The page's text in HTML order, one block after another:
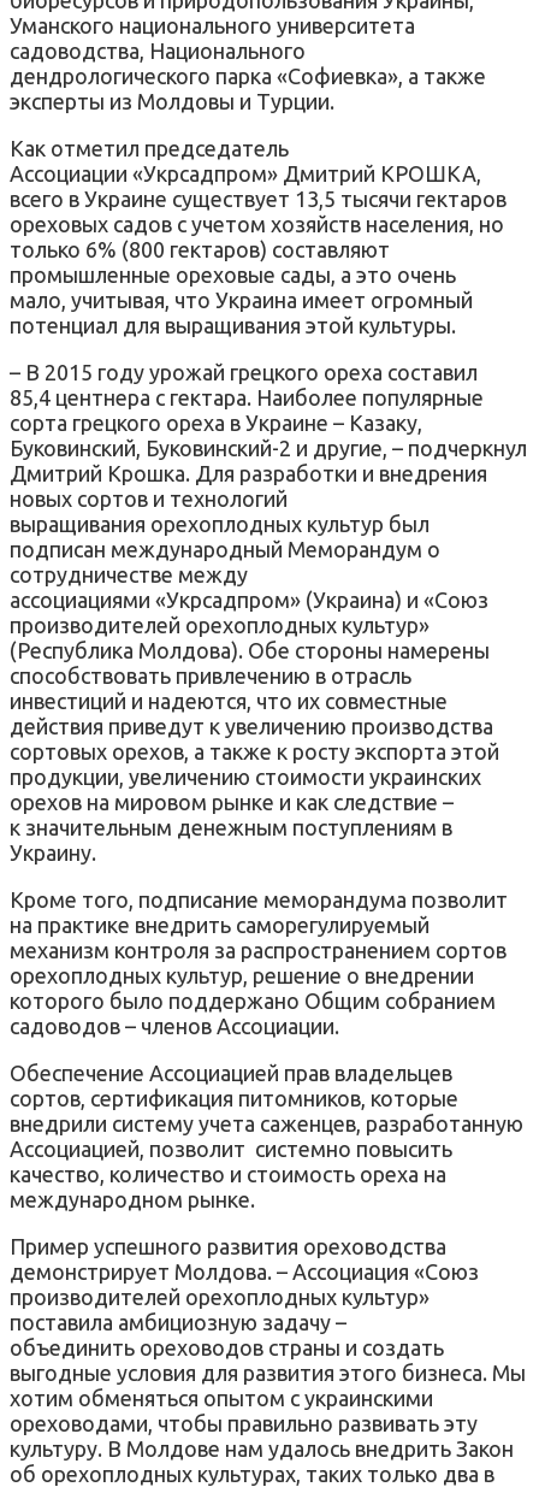
Уманского национального университета
садоводства, Национального
дендрологического парка «Софиевка», а также
эксперты из Молдовы и Турции.
Как отметил председатель
Ассоциации «Укрсадпром» Дмитрий КРОШКА,
всего в Украине существует 13,5 тысячи гектаров
ореховых садов с учетом хозяйств населения, но
только 6% (800 гектаров) составляют
промышленные ореховые сады, а это очень
мало, учитывая, что Украина имеет огромный
потенциал для выращивания этой культуры.
– В 2015 году урожай грецкого ореха составил
85,4 центнера с гектара. Наиболее популярные
сорта грецкого ореха в Украине – Казаку,
Буковинский, Буковинский-2 и другие, – подчеркнул
Дмитрий Крошка. Для разработки и внедрения
новых сортов и технологий
выращивания орехоплодных культур был
подписан международный Меморандум о
сотрудничестве между
ассоциациями «Укрсадпром» (Украина) и «Союз
производителей орехоплодных культур»
(Республика Молдова). Обе стороны намерены
способствовать привлечению в отрасль
инвестиций и надеются, что их совместные
действия приведут к увеличению производства
сортовых орехов, а также к росту экспорта этой
продукции, увеличению стоимости украинских
орехов на мировом рынке и как следствие –
к значительным денежным поступлениям в
Украину.
Кроме того, подписание меморандума позволит
на практике внедрить саморегулируемый
механизм контроля за распространением сортов
орехоплодных культур, решение о внедрении
которого было поддержано Общим собранием
садоводов – членов Ассоциации.
Обеспечение Ассоциацией прав владельцев
сортов, сертификация питомников, которые
внедрили систему учета саженцев, разработанную
Ассоциацией, позволит системно повысить
качество, количество и стоимость ореха на
международном рынке.
Пример успешного развития ореховодства
демонстрирует Молдова. – Ассоциация «Союз
производителей орехоплодных культур»
поставила амбициозную задачу –
объединить ореховодов страны и создать
выгодные условия для развития этого бизнеса. Мы
хотим обменяться опытом с украинскими
ореховодами, чтобы правильно развивать эту
культуру. В Молдове нам удалось внедрить Закон
об орехоплодных культурах, таких только два в